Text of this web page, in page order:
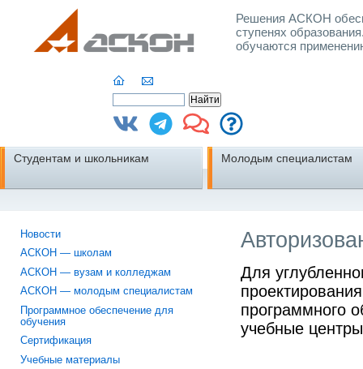
Решения АСКОН
ступенях
обучаются
Студентам и школьникам Молодым специалистам
Новости
АСКОН — школам
АСКОН — вузам и колледжам
АСКОН — молодым специалистам
Программное обеспечение для
обучения
Сертификация
Учебные материалы
Для
программного
учебные